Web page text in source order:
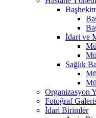
İdari ve
Sağlık
Organizasyon
Fotoğraf
İdari Birimler